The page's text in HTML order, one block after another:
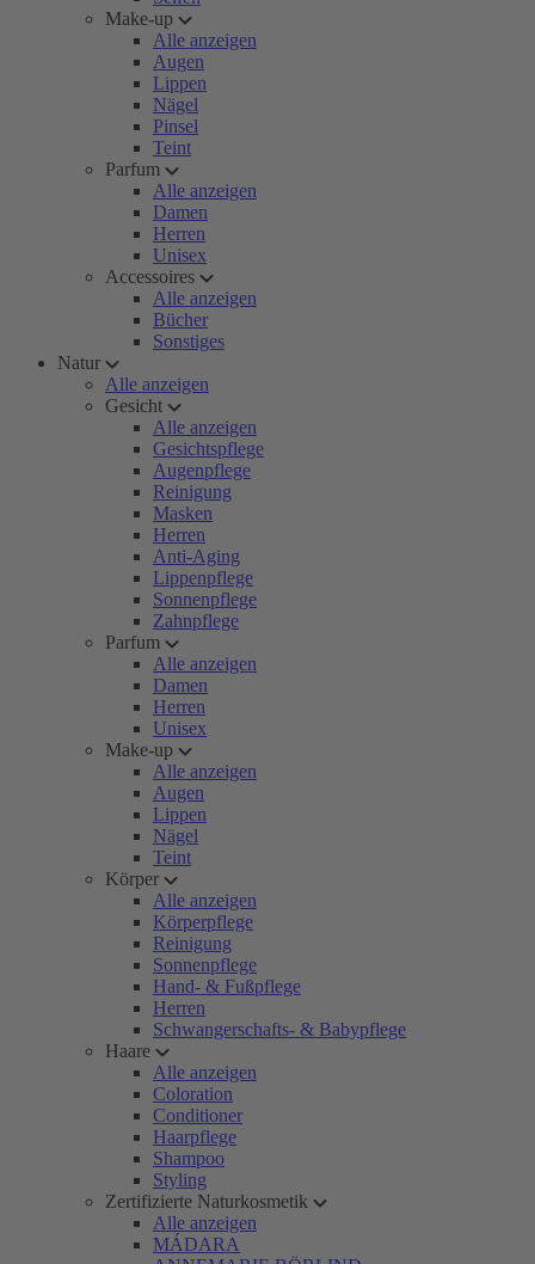
Make-up
Alle anzeigen
Augen
Lippen
Nägel
Pinsel
Teint
Parfum
Alle anzeigen
Damen
Herren
Unisex
Accessoires
Alle anzeigen
Bücher
Sonstiges
Natur
Alle anzeigen
Gesicht
Alle anzeigen
Gesichtspflege
Augenpflege
Reinigung
Masken
Herren
Anti-Aging
Lippenpflege
Sonnenpflege
Zahnpflege
Parfum
Alle anzeigen
Damen
Herren
Unisex
Make-up
Alle anzeigen
Augen
Lippen
Nägel
Teint
Körper
Alle anzeigen
Körperpflege
Reinigung
Sonnenpflege
Hand- & Fußpflege
Herren
Schwangerschafts- & Babypflege
Haare
Alle anzeigen
Coloration
Conditioner
Haarpflege
Shampoo
Styling
Zertifizierte Naturkosmetik
Alle anzeigen
MÁDARA